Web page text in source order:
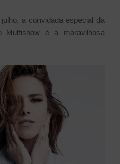
a convidada especial da
é a maravilhosa